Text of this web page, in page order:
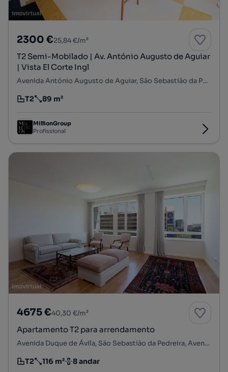
2300 €25,84 €/m²
T2 Semi-Mobilado | Av. António Augusto de Aguiar
| Vista El Corte Ingl
Avenida António Augusto de Aguiar, São Sebastião da Pedreira, Avenidas Novas, Lisboa, Lisboa
Tipologia
T2
Preço por metro quadrado
89 m²
MillionGroup
Profissional
4675 €40,30 €/m²
Apartamento T2 para arrendamento
Avenida Duque de Ávila, São Sebastião da Pedreira, Avenidas Novas, Lisboa, Lisboa
Tipologia
T2
Preço por metro quadrado
116 m²
Andar 8 andar